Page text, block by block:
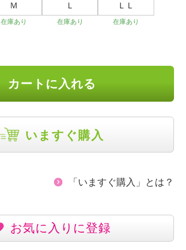
Ｍ
在庫あり
Ｌ
在庫あり
ＬＬ
在庫あり
カートに入れる
いますぐ購入
「いますぐ購入」とは？
お気に入りに登録